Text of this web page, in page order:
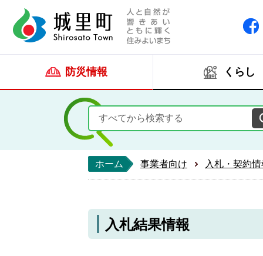
防災情報 くらし
ホーム 事業者向け 入札・契約
入札結果情報